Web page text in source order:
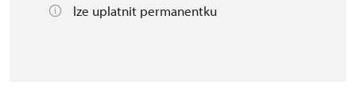
lze uplatnit permanentku